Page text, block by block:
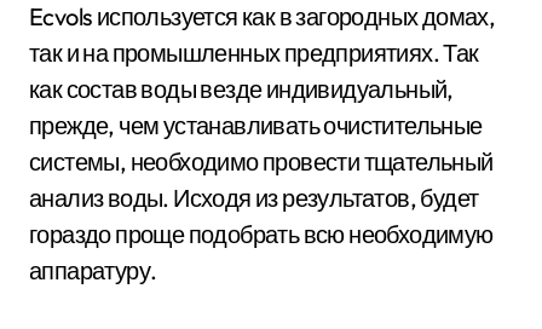
Ecvols используется как в загородных домах,
так и на промышленных предприятиях. Так
как состав воды везде индивидуальный,
прежде, чем устанавливать очистительные
системы, необходимо провести тщательный
анализ воды. Исходя из результатов, будет
гораздо проще подобрать всю необходимую
аппаратуру.